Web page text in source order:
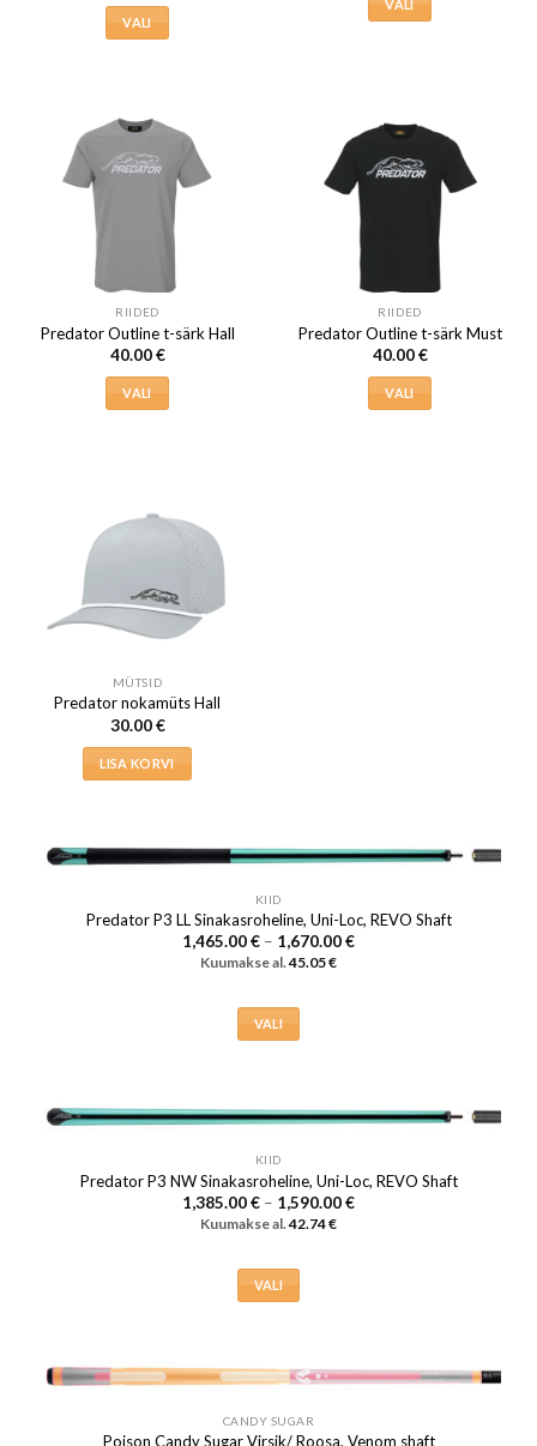
VALI
mitu
varianti.
Valikuid
VALI
varianti.
Valikuid
saab
tootelehel.
RIIDED
Predator Outline t-särk Hall
40.00€
VALI
varianti.
Valikuid
teha
tootelehel.
RIIDED
Predator Outline t-särk Must
40.00€
VALI
MÜTSID
Predator nokamüts Hall
30.00€
LISA KORVI
KIID
Predator P3 LL Sinakasroheline, Uni-Loc, REVO Shaft
1,465.00€ – 1,670.00€Hinnavahemik:
Kuumakse al.45.05€
VALI
mitu
varianti.
Valikuid
saab
teha
KIID
Predator P3 NW Sinakasroheline, Uni-Loc, REVO Shaft
1,385.00€ – 1,590.00€Hinnavahemik:
Kuumakse al.42.74€
VALI
mitu
varianti.
Valikuid
CANDY SUGAR
Poison Candy Sugar Virsik/ Roosa, Venom shaft